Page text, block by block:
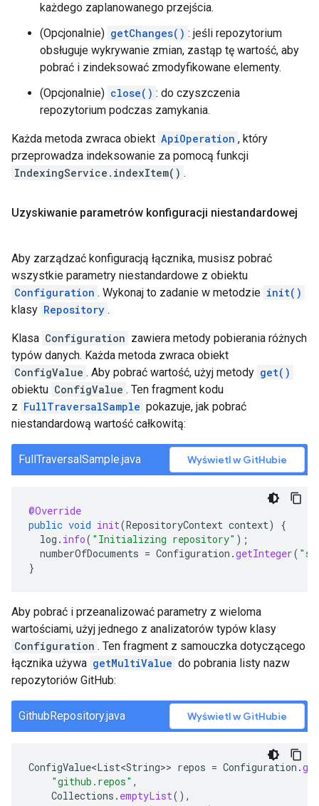
każdego zaplanowanego przejścia.
(Opcjonalnie) getChanges() : jeśli repozytorium
obsługuje wykrywanie zmian, zastąp tę wartość, aby
pobrać i zindeksować zmodyfikowane elementy.
(Opcjonalnie) close() : do czyszczenia
repozytorium podczas zamykania.
Każda metoda zwraca obiekt ApiOperation , który
przeprowadza indeksowanie za pomocą funkcji
IndexingService.indexItem() .
Uzyskiwanie parametrów konfiguracji niestandardowej
Aby zarządzać konfiguracją łącznika, musisz pobrać
wszystkie parametry niestandardowe z obiektu
Configuration . Wykonaj to zadanie w metodzie init()
klasy Repository .
Klasa Configuration zawiera metody pobierania różnych
typów danych. Każda metoda zwraca obiekt
ConfigValue . Aby pobrać wartość, użyj metody get()
obiektu ConfigValue . Ten fragment kodu
z FullTraversalSample pokazuje, jak pobrać
niestandardową wartość całkowitą:
FullTraversalSample.java Wyświetl w GitHubie
@Override
public void init(RepositoryContext context)
{
log . info( "Initializing repository" );
numberOfDocuments = Configuration .getInteger(
}
Aby pobrać i przeanalizować parametry z wieloma
wartościami, użyj jednego z analizatorów typów klasy
Configuration . Ten fragment z samouczka dotyczącego
łącznika używa getMultiValue do pobrania listy nazw
repozytoriów GitHub:
GithubRepository.java Wyświetl w GitHubie
ConfigValue<List<String>> repos = Configuration .
"github.repos" ,
Collections . emptyList(),